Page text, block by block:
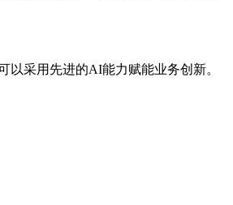
采用先进的AI能力赋能业务创新。